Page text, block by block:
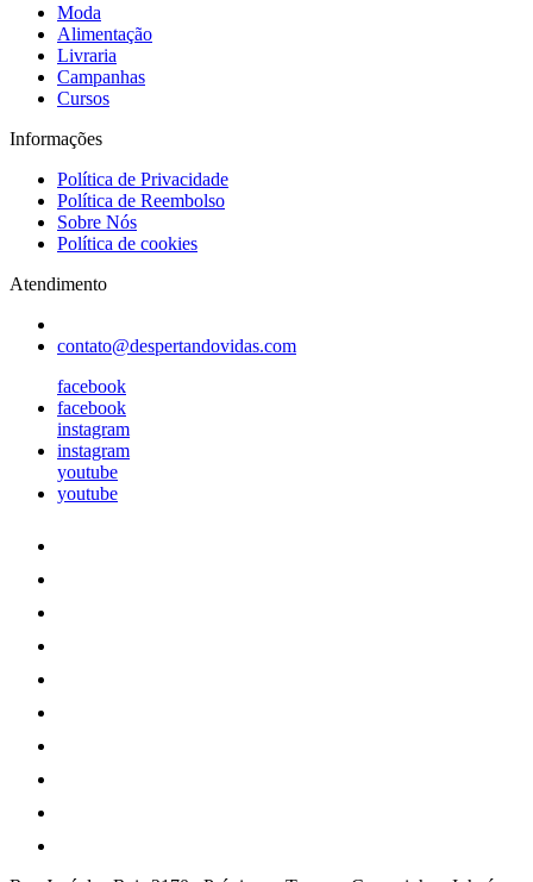
Moda
Alimentação
Livraria
Campanhas
Cursos
Informações
Política de Privacidade
Política de Reembolso
Sobre Nós
Política de cookies
Atendimento
contato@despertandovidas.com
facebook
facebook
instagram
instagram
youtube
youtube